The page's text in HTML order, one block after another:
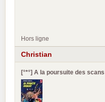
Hors ligne
Christian
[°*°] A la poursuite des scans